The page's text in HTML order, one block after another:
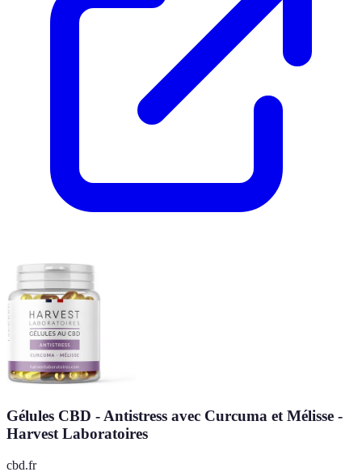
Gélules CBD - Antistress avec Curcuma et Mélisse -
Harvest Laboratoires
cbd.fr